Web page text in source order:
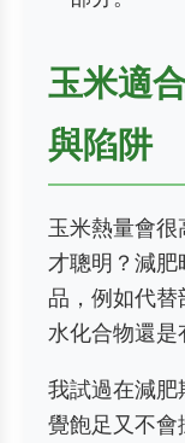
玉米適
與陷阱
玉米熱量會
才聰明？減
品，例如代
水化合物還是
我試過在減
覺飽足又不